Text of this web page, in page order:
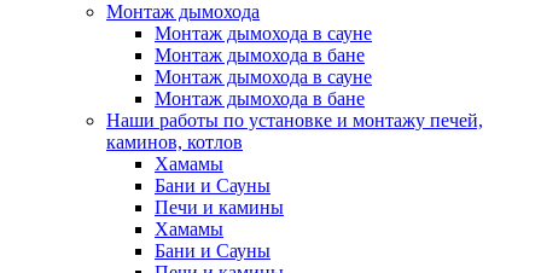
Монтаж дымохода
Монтаж дымохода в сауне
Монтаж дымохода в бане
Монтаж дымохода в сауне
Монтаж дымохода в бане
Наши работы по установке и монтажу печей,
каминов, котлов
Хамамы
Бани и Сауны
Печи и камины
Хамамы
Бани и Сауны